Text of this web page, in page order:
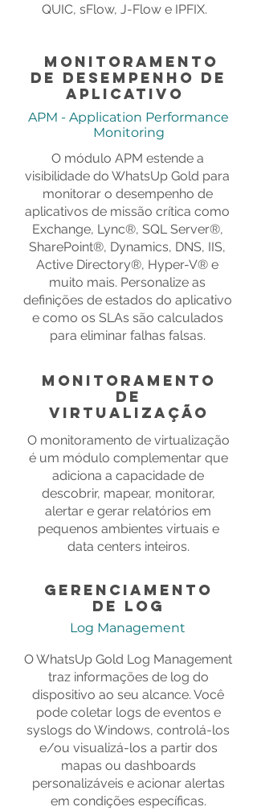
QUIC, sFlow, J-Flow e IPFIX.
Monitoramento
de Desempenho de
Aplicativo
APM - Application Performance
Monitoring
O módulo APM estende a
visibilidade do WhatsUp Gold para
monitorar o desempenho de
aplicativos de missão crítica como
Exchange, Lync®, SQL Server®,
SharePoint®, Dynamics, DNS, IIS,
Active Directory®, Hyper-V® e
muito mais. Personalize as
definições de estados do aplicativo
e como os SLAs são calculados
para eliminar falhas falsas.
Monitoramento
de
virtualização
O monitoramento de virtualização
é um módulo complementar que
adiciona a capacidade de
descobrir, mapear, monitorar,
alertar e gerar relatórios em
pequenos ambientes virtuais e
data centers inteiros.
Gerenciamento
de Log
Log Management
O WhatsUp Gold Log Management
traz informações de log do
dispositivo ao seu alcance. Você
pode coletar logs de eventos e
syslogs do Windows, controlá-los
e/ou visualizá-los a partir dos
mapas ou dashboards
personalizáveis ​​e acionar alertas
em condições específicas.